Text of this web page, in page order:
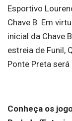
Esportivo
Chave B. Em
inicial da Chave
estreia de Funil,
Ponte Preta
Conheça os